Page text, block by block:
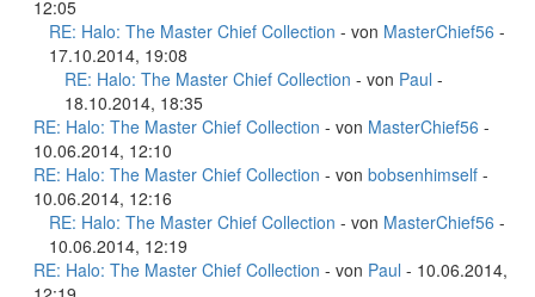
12:05
RE: Halo: The Master Chief Collection - von MasterChief56 -
17.10.2014, 19:08
RE: Halo: The Master Chief Collection - von Paul -
18.10.2014, 18:35
RE: Halo: The Master Chief Collection - von MasterChief56 -
10.06.2014, 12:10
RE: Halo: The Master Chief Collection - von bobsenhimself -
10.06.2014, 12:16
RE: Halo: The Master Chief Collection - von MasterChief56 -
10.06.2014, 12:19
RE: Halo: The Master Chief Collection - von Paul - 10.06.2014,